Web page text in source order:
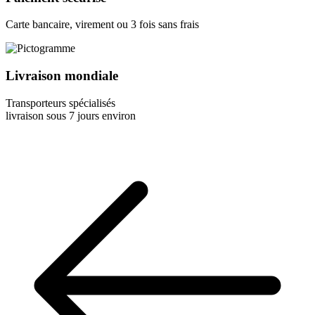
Carte bancaire, virement ou 3 fois sans frais
Livraison mondiale
Transporteurs spécialisés
livraison sous 7 jours environ